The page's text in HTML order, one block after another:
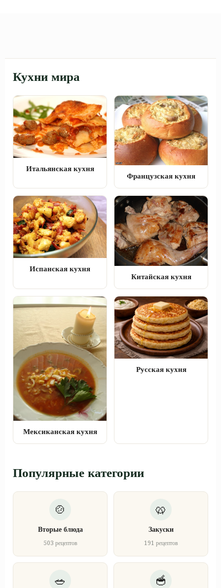
Кухни мира
Итальянская кухня
Французская кухня
Испанская кухня
Китайская кухня
Мексиканская кухня
Русская кухня
Популярные категории
Вторые блюда
503 рецептов
Закуски
191 рецептов